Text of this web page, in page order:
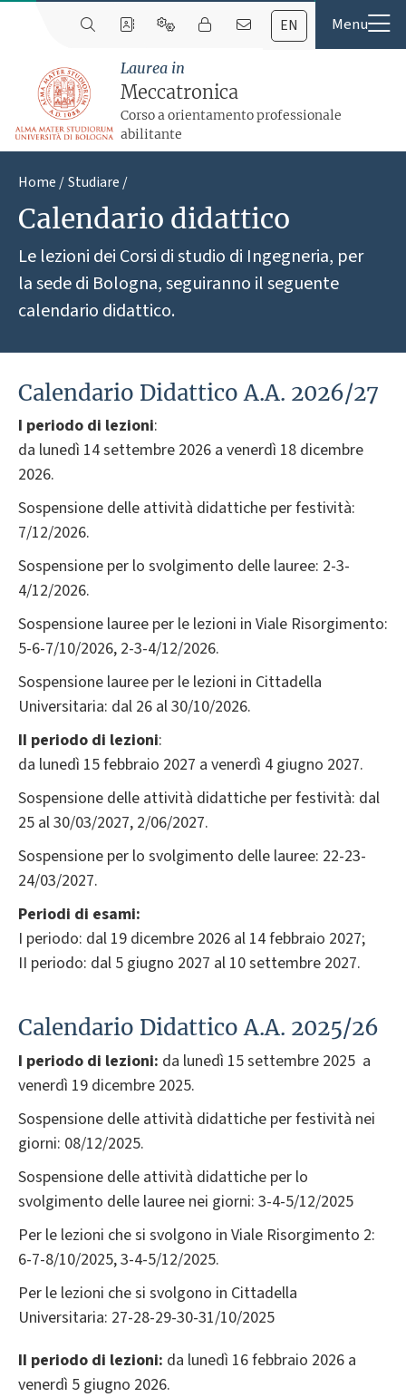
EN
Laurea in
Meccatronica
Corso a orientamento professionale
abilitante
Home Studiare
Calendario didattico
Le lezioni dei Corsi di studio di Ingegneria, per
la sede di Bologna, seguiranno il seguente
calendario didattico.
Calendario Didattico A.A. 2026/27
I periodo di lezioni:
da lunedì 14 settembre 2026 a venerdì 18 dicembre
2026.
Sospensione delle attività didattiche per festività:
7/12/2026.
Sospensione per lo svolgimento delle lauree: 2-3-
4/12/2026.
Sospensione lauree per le lezioni in Viale Risorgimento:
5-6-7/10/2026, 2-3-4/12/2026.
Sospensione lauree per le lezioni in Cittadella
Universitaria: dal 26 al 30/10/2026.
II periodo di lezioni:
da lunedì 15 febbraio 2027 a venerdì 4 giugno 2027.
Sospensione delle attività didattiche per festività: dal
25 al 30/03/2027, 2/06/2027.
Sospensione per lo svolgimento delle lauree: 22-23-
24/03/2027.
Periodi di esami:
I periodo: dal 19 dicembre 2026 al 14 febbraio 2027;
II periodo: dal 5 giugno 2027 al 10 settembre 2027.
Calendario Didattico A.A. 2025/26
I periodo di lezioni: da lunedì 15 settembre 2025 a
venerdì 19 dicembre 2025.
Sospensione delle attività didattiche per festività nei
giorni: 08/12/2025.
Sospensione delle attività didattiche per lo
svolgimento delle lauree nei giorni: 3-4-5/12/2025
Per le lezioni che si svolgono in Viale Risorgimento 2:
6-7-8/10/2025, 3-4-5/12/2025.
Per le lezioni che si svolgono in Cittadella
Universitaria: 27-28-29-30-31/10/2025
II periodo di lezioni: da lunedì 16 febbraio 2026 a
venerdì 5 giugno 2026.